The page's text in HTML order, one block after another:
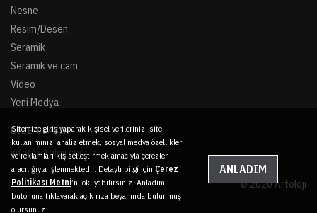
Nesne
Resim/Desen
Seramik
Seramik ve cam
Video
Yeni Medya
BIZE ULAŞIN
info@artoloji.com.tr
© 2020 Artoloji
Sitemize giriş yaparak kişisel verileriniz, site
kullanımınızı analiz etmek, sosyal medya özellikleri
ve reklamları kişiselleştirmek amacıyla çerezler
aracılığıyla işlenmektedir. Detaylı bilgi için Çerez
Politikası Metni’ni okuyabilirsiniz. Anladım
butonuna tıklayarak açık rıza beyanında bulunmuş
olursunuz.
ANLADIM